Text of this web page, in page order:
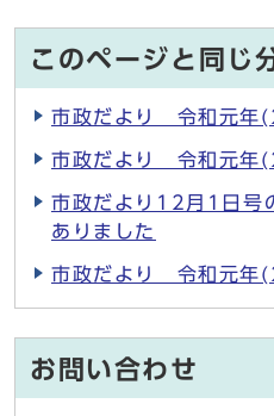
このページと同じ
市政だより 令和元
市政だより 令和元
市政だより12月1日号
ありました
市政だより 令和元
お問い合わせ